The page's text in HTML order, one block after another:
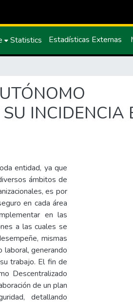
Statistics Estadísticas Externas
INCIDENCIA
entidad, ya que
ámbitos de
es por
en cada área
en las
a las cuales se
mismas
laboral, generando
trabajo. El fin de
Descentralizado
de un plan
detallando